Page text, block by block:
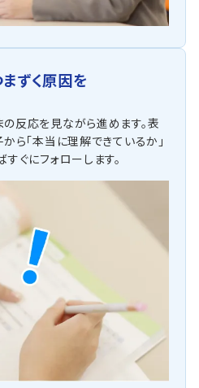
ずく原因を
反応を見ながら進めます。表
ら「本当に理解できているか」
ぐにフォローします。